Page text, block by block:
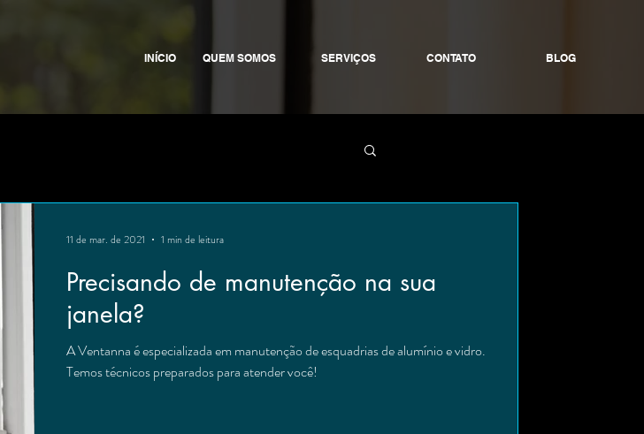
INÍCIO QUEM SOMOS SERVIÇOS CONTATO BLOG
Precisando de manutenção na sua
janela?
A Ventanna é especializada em manutenção de esquadrias de alumínio e vidro.
Temos técnicos preparados para atender você!
11 de mar. de 2021 1 min de leitura